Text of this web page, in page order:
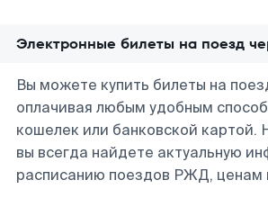
Электронные билеты на поезд
Вы можете купить билеты на
оплачивая любым удобным
кошелек или банковской картой.
вы всегда найдете актуальную
расписанию поездов РЖД, ценам